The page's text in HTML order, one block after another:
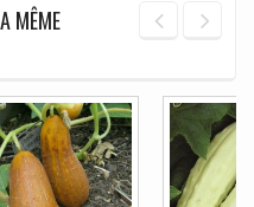
MÊME